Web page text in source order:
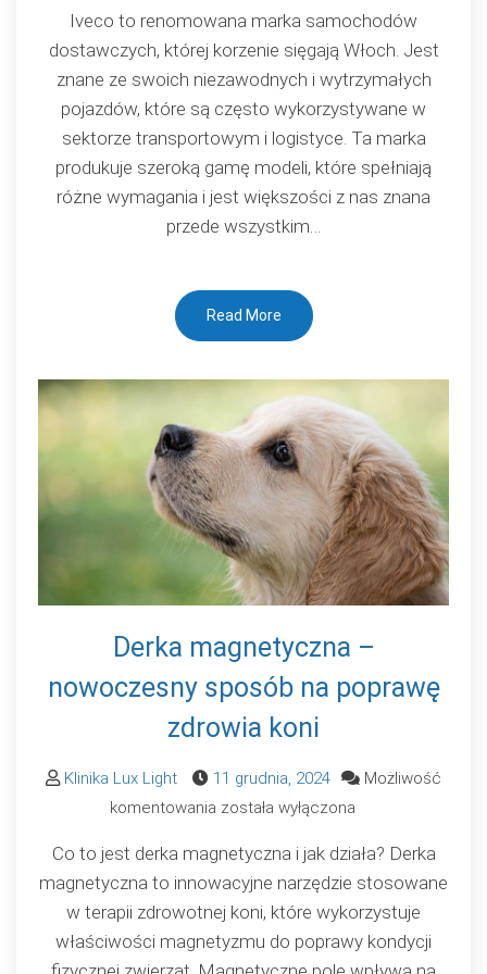
Iveco
–
niezrównana
moc
wytrzymałość
Iveco to renomowana marka samochodów
dostawczych, której korzenie sięgają Włoch. Jest
znane ze swoich niezawodnych i wytrzymałych
pojazdów, które są często wykorzystywane w
sektorze transportowym i logistyce. Ta marka
produkuje szeroką gamę modeli, które spełniają
różne wymagania i jest większości z nas znana
przede wszystkim…
Read More
Derka magnetyczna –
nowoczesny sposób na poprawę
zdrowia koni
Klinika Lux Light 11 grudnia, 2024
Możliwość
komentowania Derka
–
nowoczesny
sposób
na
została wyłączona
Co to jest derka magnetyczna i jak działa? Derka
magnetyczna to innowacyjne narzędzie stosowane
w terapii zdrowotnej koni, które wykorzystuje
właściwości magnetyzmu do poprawy kondycji